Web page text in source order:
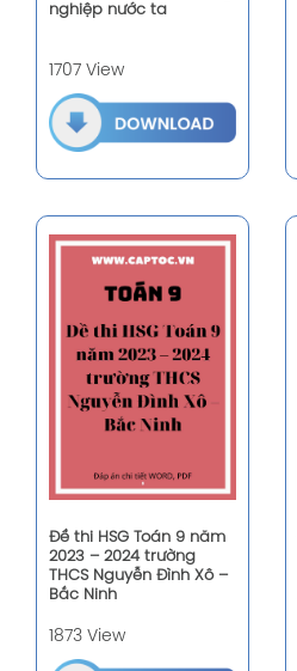
nghiệp nước ta
1707 View
Đề thi HSG Toán 9 năm
2023 – 2024 trường
THCS Nguyễn Đình Xô –
Bắc Ninh
1873 View